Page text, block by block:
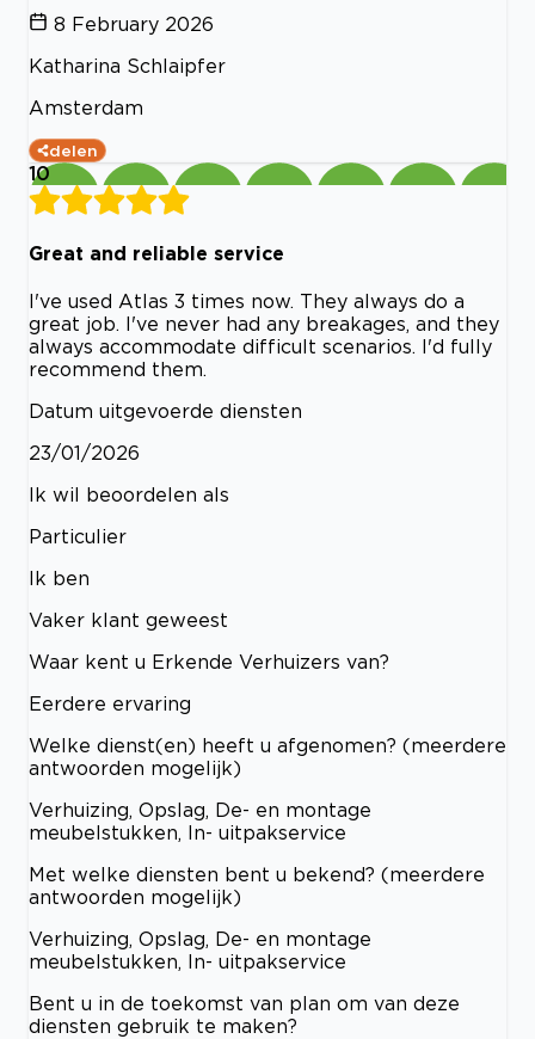
8 February 2026
Katharina Schlaipfer
Amsterdam
delen
10
Great and reliable service
I've used Atlas 3 times now. They always do a
great job. I've never had any breakages, and they
always accommodate difficult scenarios. I'd fully
recommend them.
Datum uitgevoerde diensten
23/01/2026
Ik wil beoordelen als
Particulier
Ik ben
Vaker klant geweest
Waar kent u Erkende Verhuizers van?
Eerdere ervaring
Welke dienst(en) heeft u afgenomen? (meerdere
antwoorden mogelijk)
Verhuizing, Opslag, De- en montage
meubelstukken, In- uitpakservice
Met welke diensten bent u bekend? (meerdere
antwoorden mogelijk)
Verhuizing, Opslag, De- en montage
meubelstukken, In- uitpakservice
Bent u in de toekomst van plan om van deze
diensten gebruik te maken?